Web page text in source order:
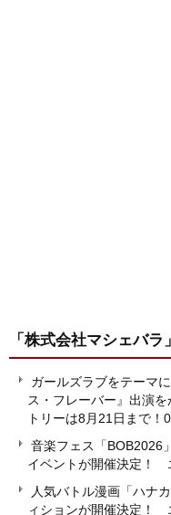
「株式会社マシェバラ」
ガールズラブをテーマ
ス・フレーバー』出演
トリーは8月21日まで！
音楽フェス「BOB2026
イベントが開催決定！
人気バトル漫画「ハナ
ィションが開催決定！